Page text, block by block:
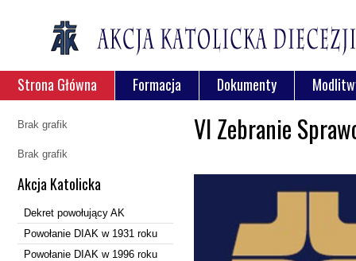
Strona Główna Formacja Dokumenty
Brak grafik
Brak grafik
Akcja Katolicka
Dekret powołujący AK
Powołanie DIAK w 1931 roku
Powołanie DIAK w 1996 roku
VI Zebranie